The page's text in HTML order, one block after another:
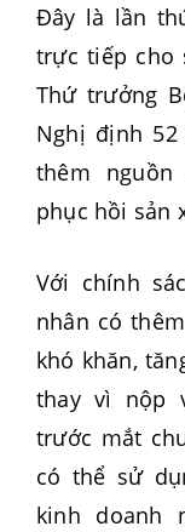
Đây là lần
trực tiếp cho
Thứ trưởng
Nghị định
thêm
phục hồi sản
Với chính
nhân có
khó khăn,
thay vì nộp
trước mắt
có thể sử
kinh doanh